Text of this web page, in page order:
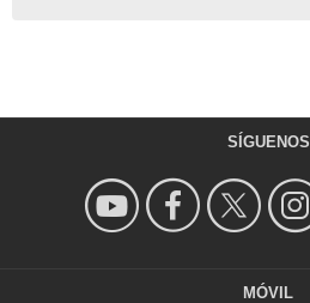
SÍGUENOS
MÓVIL